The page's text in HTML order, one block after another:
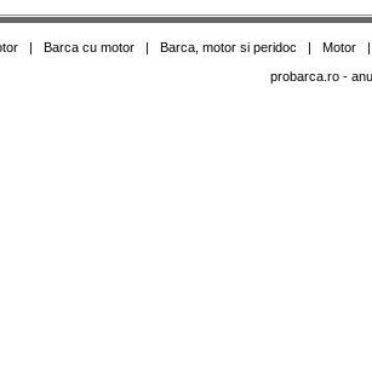
| Barca cu motor| Barca, motor si peridoc | Motor
probarca.ro-